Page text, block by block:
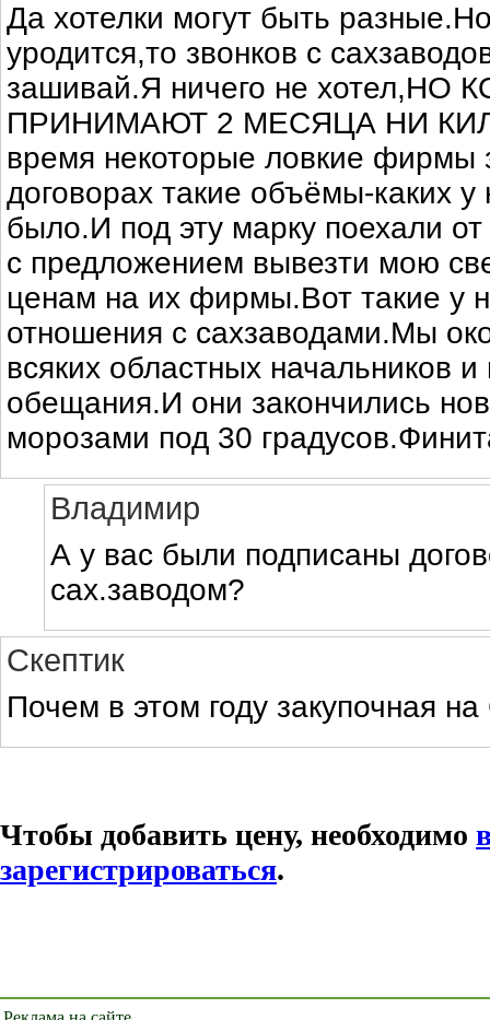
Да хотелки могут быть
уродится,то звонков с
зашивай.Я ничего не хотел,НО
ПРИНИМАЮТ 2 МЕСЯЦА НИ
время некоторые ловкие фирмы
договорах такие объёмы-каких у
было.И под эту марку поехали
с предложением вывезти мою
ценам на их фирмы.Вот такие у
отношения с сахзаводами.Мы
всяких областных начальников
обещания.И они закончились
морозами под 30
Владимир
А у вас были подписаны
сах.заводом?
Скептик
Почем в этом году закупочная
Чтобы добавить цену, необходимо
зарегистрироваться.